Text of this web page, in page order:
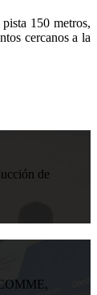
150 metros,
cercanos a la
de